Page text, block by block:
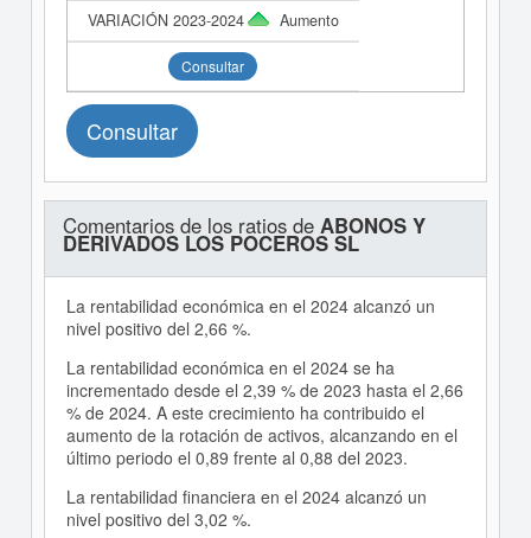
Aumento
Consultar
Consultar
Comentarios de los ratios de ABONOS Y
DERIVADOS LOS POCEROS SL
La rentabilidad económica en el 2024 alcanzó un
nivel positivo del 2,66 %.
La rentabilidad económica en el 2024 se ha
incrementado desde el 2,39 % de 2023 hasta el 2,66
% de 2024. A este crecimiento ha contribuido el
aumento de la rotación de activos, alcanzando en el
último periodo el 0,89 frente al 0,88 del 2023.
La rentabilidad financiera en el 2024 alcanzó un
nivel positivo del 3,02 %.